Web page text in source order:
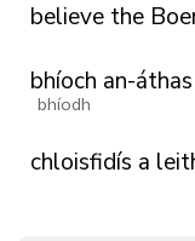
believe the
bhíoch
bhíodh
an-áthas
chloisfidís a